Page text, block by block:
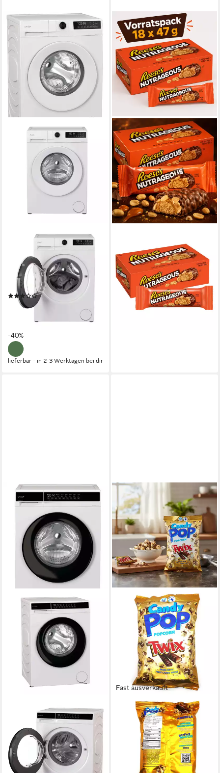
Waschmaschine GD 4108-S
10 kg Kapazität Waschen
69 dB(A) Betriebsgeräusch
1400 U/min Schleuderdrehzahl
Produktdatenblatt
(2)
299,00 €
mtl. in 24 Raten
-40%
lieferbar - in 2-3 Werktagen bei dir
Süßigkeit Reese’s Nutrageous
18 × 47 g – Schoko-
Erdnussbutter-Riegel
22,95 €
lieferbar - in 2-3 Werktagen bei dir
Waschmaschine EY 26SB7-S
6 kg Kapazität Waschen
72 dB(A) Betriebsgeräusch
1200 U/min Schleuderdrehzahl
Produktdatenblatt
299,99 € UVP
Fast ausverkauft
CANDY POP
Knabberei, 1 x 149 g, Candy
Pop Twix Popcorn
(40,20 €/ 1 kg)
lieferbar - in 3-4 Werktagen bei dir